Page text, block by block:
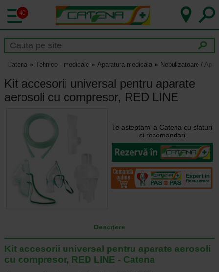
40
Catena Tehnico - medicale Aparatura medicala Nebulizatoare /
Kit accesorii universal pentru aparate
aerosoli cu compresor, RED LINE
Te asteptam la Catena cu sfaturi
si recomandari
Descriere
Kit accesorii universal pentru aparate aerosoli
cu compresor, RED LINE - Catena